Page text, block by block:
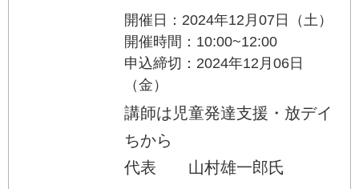
開催日：2024年12月07日（土）
開催時間：10:00~12:00
申込締切：2024年12月06日
（金）
講師は児童発達支援・放デイ
ちから
代表 山村雄一郎氏